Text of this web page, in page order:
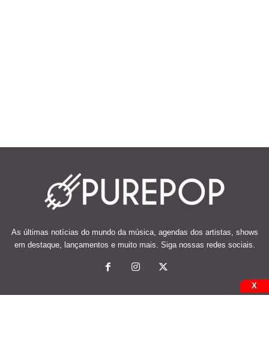
As últimas notícias do mundo da música, agendas dos artistas, shows
em destaque, lançamentos e muito mais. Siga nossas redes sociais.
X